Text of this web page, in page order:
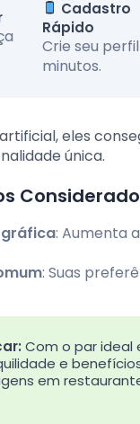
Cadastro
Rápido
Crie seu
minutos.
eles
única.
: Aumenta
: Suas
Com o par ideal
e
em